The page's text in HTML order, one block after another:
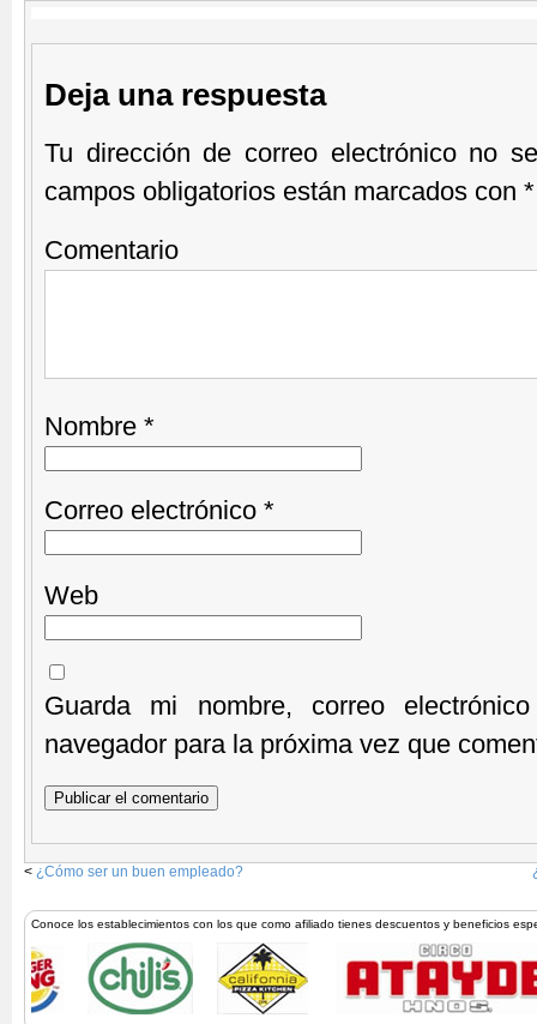
Deja una respuesta
Tu dirección de correo electrónico no
campos obligatorios están marcados con *
Comentario
Nombre *
Correo electrónico *
Web
Guarda mi nombre, correo
navegador para la próxima vez que
< ¿Cómo ser un buen empleado?
Conoce los establecimientos con los que como afiliado tienes descuentos y beneficios